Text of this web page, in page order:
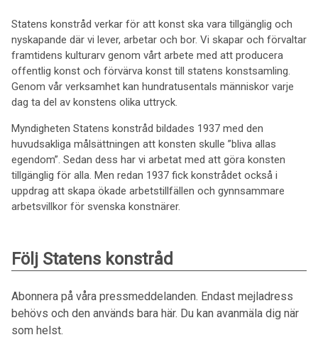
Statens konstråd verkar för att konst ska vara tillgänglig och
nyskapande där vi lever, arbetar och bor. Vi skapar och förvaltar
framtidens kulturarv genom vårt arbete med att producera
offentlig konst och förvärva konst till statens konstsamling.
Genom vår verksamhet kan hundratusentals människor varje
dag ta del av konstens olika uttryck.
Myndigheten Statens konstråd bildades 1937 med den
huvudsakliga målsättningen att konsten skulle ”bliva allas
egendom”. Sedan dess har vi arbetat med att göra konsten
tillgänglig för alla. Men redan 1937 fick konstrådet också i
uppdrag att skapa ökade arbetstillfällen och gynnsammare
arbetsvillkor för svenska konstnärer.
Följ Statens konstråd
Abonnera på våra pressmeddelanden. Endast mejladress
behövs och den används bara här. Du kan avanmäla dig när
som helst.